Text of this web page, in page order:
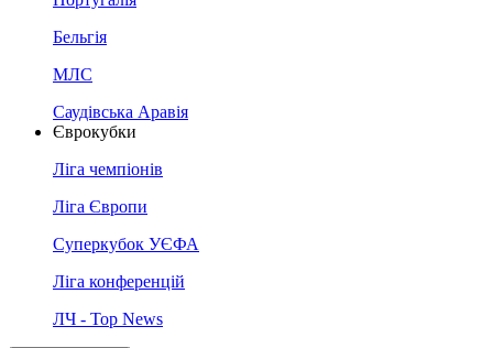
Бельгія
МЛС
Саудівська Аравія
Єврокубки
Ліга чемпіонів
Ліга Європи
Суперкубок УЄФА
Ліга конференцій
ЛЧ - Top News